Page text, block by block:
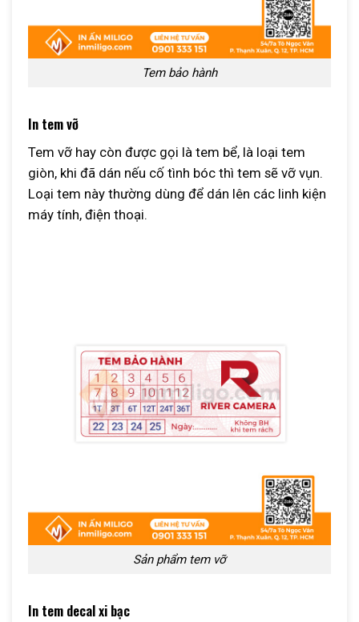
Tem bảo hành
In tem vỡ
Tem vỡ hay còn được gọi là tem bể, là loại tem
giòn, khi đã dán nếu cố tình bóc thì tem sẽ vỡ vụn.
Loại tem này thường dùng để dán lên các linh kiện
máy tính, điện thoại.
Sản phẩm tem vỡ
In tem decal xi bạc